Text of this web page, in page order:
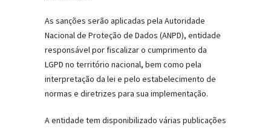
As sanções serão aplicadas pela Autoridade
Nacional de Proteção de Dados (ANPD), entidade
responsável por fiscalizar o cumprimento da
LGPD no território nacional, bem como pela
interpretação da lei e pelo estabelecimento de
normas e diretrizes para sua implementação.
A entidade tem disponibilizado várias publicações